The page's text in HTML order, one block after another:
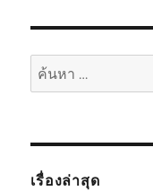
ค้นหา:
เรื่องล่าสุด